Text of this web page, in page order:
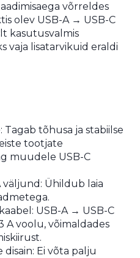
võrreldes
olev USB-A → USB-C
kasutusvalmis
vaja lisatarvikuid eraldi
Tagab tõhusa ja stabiilse
tootjate
muudele USB-C
väljund: Ühildub laia
USB-A → USB-C
A voolu, võimaldades
Ei võta palju